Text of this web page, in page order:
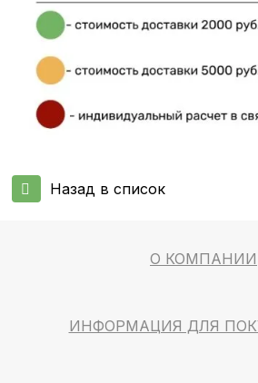
Назад в список
О КОМПАНИИ
ИНФОРМАЦИЯ ДЛЯ